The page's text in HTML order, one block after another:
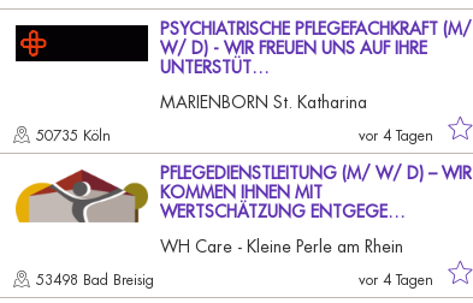
PSYCHIATRISCHE PFLEGEFACHKRAFT (M/
W/ D) - WIR FREUEN UNS AUF IHRE
UNTERSTÜT…
MARIENBORN St. Katharina
50735 Köln vor 4 Tagen
PFLEGEDIENSTLEITUNG (M/ W/ D) – WIR
KOMMEN IHNEN MIT
WERTSCHÄTZUNG ENTGEGE…
WH Care - Kleine Perle am Rhein
53498 Bad Breisig vor 4 Tagen